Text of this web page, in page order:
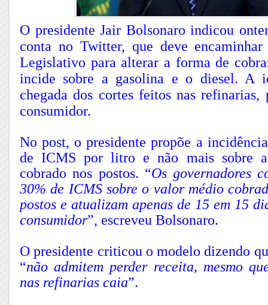
O presidente Jair Bolsonaro indicou
conta no Twitter, que deve
Legislativo para alterar a forma de
incide sobre a gasolina e o diesel. A
chegada dos cortes feitos nas refinarias,
consumidor.
No post, o presidente propõe a
de ICMS por litro e não mais sobre
cobrado nos postos. “Os governadores
30% de ICMS sobre o valor médio
postos e atualizam apenas de 15 em 15
consumidor”, escreveu Bolsonaro.
O presidente criticou o modelo dizendo
“não admitem perder receita, mesmo
nas refinarias caia”.